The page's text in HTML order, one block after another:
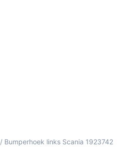
/ Bumperhoek links Scania 1923742